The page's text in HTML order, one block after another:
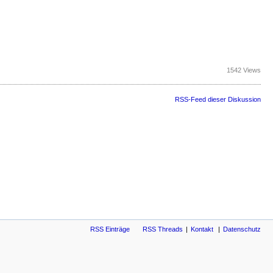
1542 Views
RSS-Feed dieser Diskussion
RSS Einträge RSS Threads Kontakt Datenschutz